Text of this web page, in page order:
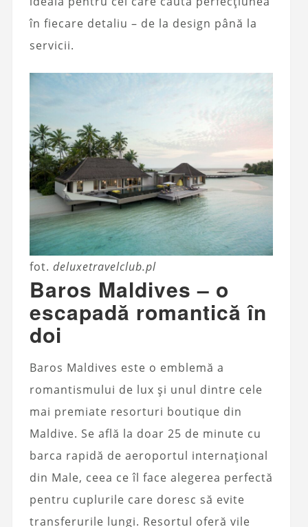
în fiecare detaliu – de la design până la
servicii.
fot. deluxetravelclub.pl
Baros Maldives – o
escapadă romantică în
doi
Baros Maldives este o emblemă a
romantismului de lux și unul dintre cele
mai premiate resorturi boutique din
Maldive. Se află la doar 25 de minute cu
barca rapidă de aeroportul internațional
din Male, ceea ce îl face alegerea perfectă
pentru cuplurile care doresc să evite
transferurile lungi. Resortul oferă vile